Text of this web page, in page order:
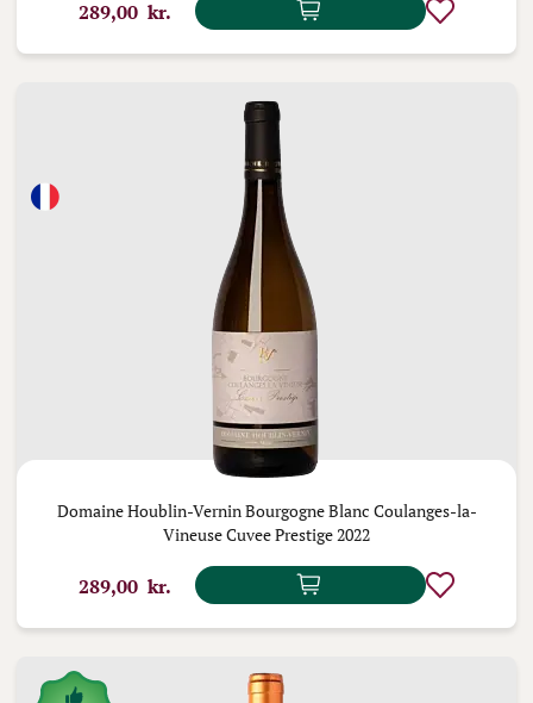
289,00 kr.
Domaine Houblin-Vernin Bourgogne Blanc Coulanges-la-
Vineuse Cuvee Prestige 2022
289,00 kr.